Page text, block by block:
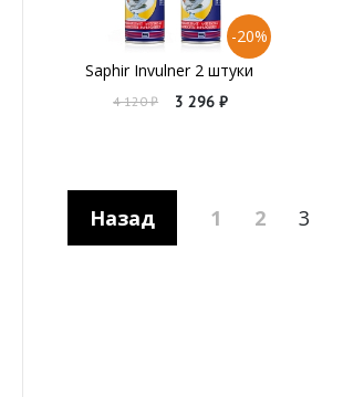
-20%
Saphir Invulner 2 штуки
4 120 ₽ 3 296 ₽
Назад 1 2 3